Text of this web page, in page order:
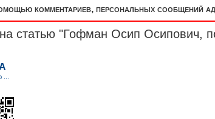
комментариев, персональных сообщений
статью "Гофман Осип Осипович,